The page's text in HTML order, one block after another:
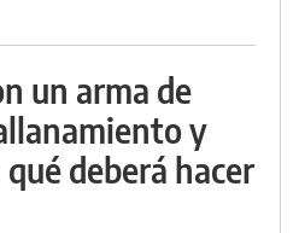
un arma de
y
deberá hacer